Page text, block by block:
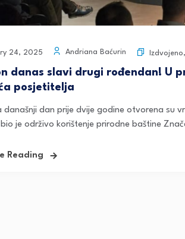
24, 2025 Andriana Baćurin Izdvojeno,
danas slavi drugi rođendan! U
posjetitelja
današnji dan prije dvije godine otvorena su
je održivo korištenje prirodne baštine
Reading